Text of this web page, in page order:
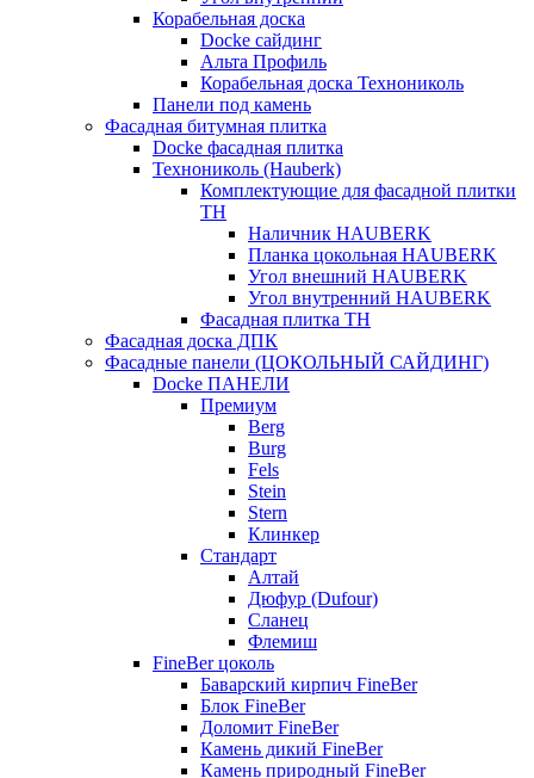
Корабельная доска
Docke сайдинг
Альта Профиль
Корабельная доска Технониколь
Панели под камень
Фасадная битумная плитка
Docke фасадная плитка
Технониколь (Hauberk)
Комплектующие для фасадной плитки
ТН
Наличник HAUBERK
Планка цокольная HAUBERK
Угол внешний HAUBERK
Угол внутренний HAUBERK
Фасадная плитка ТН
Фасадная доска ДПК
Фасадные панели (ЦОКОЛЬНЫЙ САЙДИНГ)
Docke ПАНЕЛИ
Премиум
Berg
Burg
Fels
Stein
Stern
Клинкер
Стандарт
Алтай
Дюфур (Dufour)
Сланец
Флемиш
FineBer цоколь
Баварский кирпич FineBer
Блок FineBer
Доломит FineBer
Камень дикий FineBer
Камень природный FineBer